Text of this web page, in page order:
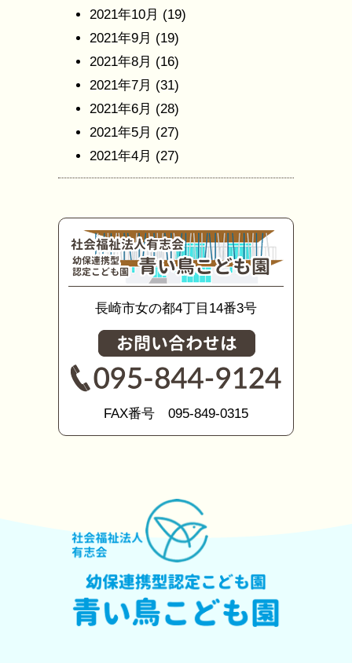
2021年10月 (19)
2021年9月 (19)
2021年8月 (16)
2021年7月 (31)
2021年6月 (28)
2021年5月 (27)
2021年4月 (27)
長崎市女の都4丁目14番3号
FAX番号 095-849-0315